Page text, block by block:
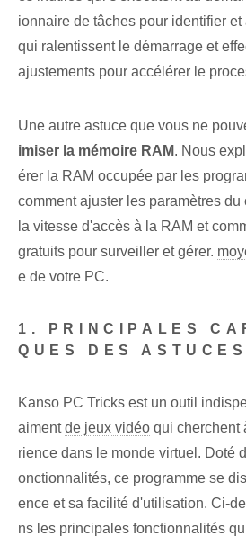
ionnaire de tâches pour identifier
qui ralentissent le démarrage et
ajustements pour accélérer le
Une autre astuce que vous ne
imiser la mémoire RAM. Nous
érer la RAM occupée par les
comment ajuster les paramètres
la vitesse d'accès à la RAM et
gratuits pour surveiller et gérer.
e de votre PC.
1. PRINCIPALES
QUES DES
Kanso PC Tricks est un outil
aimentde jeux vidéo qui cherchent
rience dans le monde virtuel. Doté
onctionnalités, ce programme se
ence et sa facilité d'utilisation. Ci-
ns les principales fonctionnalités